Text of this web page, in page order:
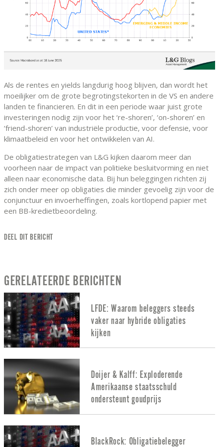
Als de rentes en yields langdurig hoog blijven, dan wordt het
moeilijker om de grote begrotingstekorten in de VS en andere
landen te financieren. En dit in een periode waar juist grote
investeringen nodig zijn voor het ‘re-shoren’, ‘on-shoren’ en
‘friend-shoren’ van industriële productie, voor defensie, voor
klimaatbeleid en voor het ontwikkelen van AI.
De obligatiestrategen van L&G kijken daarom meer dan
voorheen naar de impact van politieke besluitvorming en niet
alleen naar economische data. Bij hun beleggingen richten zij
zich onder meer op obligaties die minder gevoelig zijn voor de
conjunctuur en invoerheffingen, zoals kortlopend papier met
een BB-kredietbeoordeling.
DEEL DIT BERICHT
GERELATEERDE BERICHTEN
LFDE: Waarom beleggers steeds
vaker naar hybride obligaties
kijken
Doijer & Kalff: Exploderende
Amerikaanse staatsschuld
ondersteunt goudprijs
BlackRock: Obligatiebelegger